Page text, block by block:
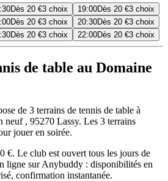
Dès 20 €3 choix 19:00Dès 20 €3 choix
Dès 20 €3 choix 20:30Dès 20 €3 choix
Dès 20 €3 choix 22:00Dès 20 €3 choix
de table au Domaine
de 3 terrains de tennis de table à
neuf , 95270 Lassy. Les 3 terrains
jouer en soirée.
€. Le club est ouvert tous les jours de
ligne sur Anybuddy : disponibilités en
confirmation instantanée.